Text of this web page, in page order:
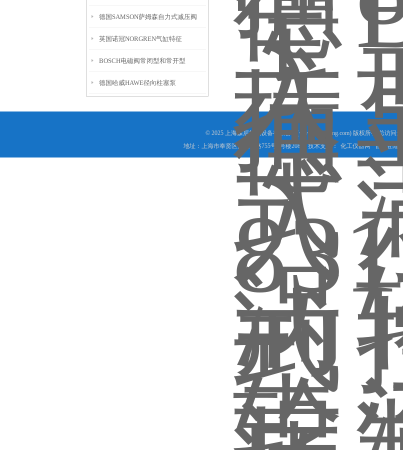
意点滴
德国SAMSON萨姆森自力式减压阀
英国诺冠NORGREN气缸特征
BOSCH电磁阀常闭型和常开型
德国哈威HAWE径向柱塞泵
© 2025 上海森层机械设备有限公司(www.shsenceng.com) 版权所有 总访问量
地址：上海市奉贤区沪杭公路755号8号楼208室 技术支持：
化工仪器网 管理登陆